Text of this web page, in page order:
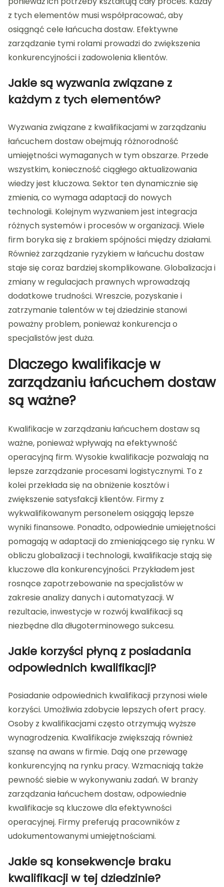
z tych elementów musi współpracować, aby
osiągnąć cele łańcucha dostaw. Efektywne
zarządzanie tymi rolami prowadzi do zwiększenia
konkurencyjności i zadowolenia klientów.
Jakie są wyzwania związane z
każdym z tych elementów?
Wyzwania związane z kwalifikacjami w zarządzaniu
łańcuchem dostaw obejmują różnorodność
umiejętności wymaganych w tym obszarze. Przede
wszystkim, konieczność ciągłego aktualizowania
wiedzy jest kluczowa. Sektor ten dynamicznie się
zmienia, co wymaga adaptacji do nowych
technologii. Kolejnym wyzwaniem jest integracja
różnych systemów i procesów w organizacji. Wiele
firm boryka się z brakiem spójności między działami.
Również zarządzanie ryzykiem w łańcuchu dostaw
staje się coraz bardziej skomplikowane. Globalizacja i
zmiany w regulacjach prawnych wprowadzają
dodatkowe trudności. Wreszcie, pozyskanie i
zatrzymanie talentów w tej dziedzinie stanowi
poważny problem, ponieważ konkurencja o
specjalistów jest duża.
Dlaczego kwalifikacje w
zarządzaniu łańcuchem dostaw
są ważne?
Kwalifikacje w zarządzaniu łańcuchem dostaw są
ważne, ponieważ wpływają na efektywność
operacyjną firm. Wysokie kwalifikacje pozwalają na
lepsze zarządzanie procesami logistycznymi. To z
kolei przekłada się na obniżenie kosztów i
zwiększenie satysfakcji klientów. Firmy z
wykwalifikowanym personelem osiągają lepsze
wyniki finansowe. Ponadto, odpowiednie umiejętności
pomagają w adaptacji do zmieniającego się rynku. W
obliczu globalizacji i technologii, kwalifikacje stają się
kluczowe dla konkurencyjności. Przykładem jest
rosnące zapotrzebowanie na specjalistów w
zakresie analizy danych i automatyzacji. W
rezultacie, inwestycje w rozwój kwalifikacji są
niezbędne dla długoterminowego sukcesu.
Jakie korzyści płyną z posiadania
odpowiednich kwalifikacji?
Posiadanie odpowiednich kwalifikacji przynosi wiele
korzyści. Umożliwia zdobycie lepszych ofert pracy.
Osoby z kwalifikacjami często otrzymują wyższe
wynagrodzenia. Kwalifikacje zwiększają również
szansę na awans w firmie. Dają one przewagę
konkurencyjną na rynku pracy. Wzmacniają także
pewność siebie w wykonywaniu zadań. W branży
zarządzania łańcuchem dostaw, odpowiednie
kwalifikacje są kluczowe dla efektywności
operacyjnej. Firmy preferują pracowników z
udokumentowanymi umiejętnościami.
Jakie są konsekwencje braku
kwalifikacji w tej dziedzinie?